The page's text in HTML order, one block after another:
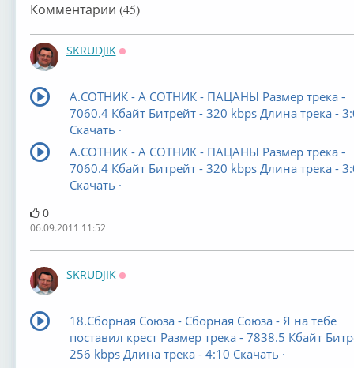
Комментарии (45)
SKRUDJIK
А.СОТНИК - А СОТНИК - ПАЦАНЫ Размер трека -
7060.4 Кбайт Битрейт - 320 kbps Длина трека -
Скачать ·
А.СОТНИК - А СОТНИК - ПАЦАНЫ Размер трека -
7060.4 Кбайт Битрейт - 320 kbps Длина трека -
Скачать ·
0
06.09.2011 11:52
SKRUDJIK
18.Сборная Союза - Сборная Союза - Я на тебе
поставил крест Размер трека - 7838.5 Кбайт
256 kbps Длина трека - 4:10 Скачать ·